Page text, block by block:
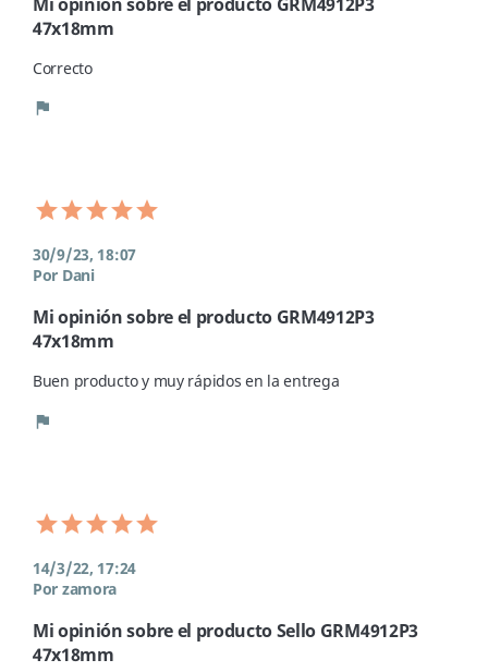
47x18mm
Correcto
flag
30/9/23, 18:07
Por Dani
Mi opinión sobre el producto GRM4912P3
47x18mm
Buen producto y muy rápidos en la entrega
flag
14/3/22, 17:24
Por zamora
Mi opinión sobre el producto Sello GRM4912P3
47x18mm